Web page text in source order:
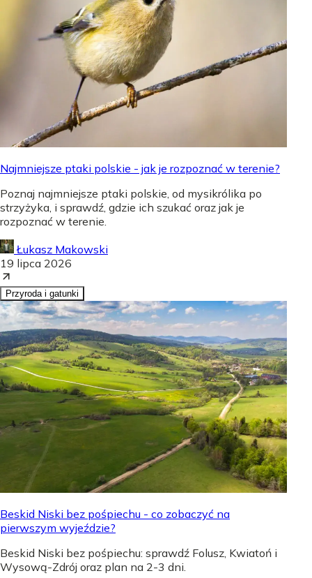
Najmniejsze ptaki polskie - jak je rozpoznać w terenie?
Poznaj najmniejsze ptaki polskie, od mysikrólika po
strzyżyka, i sprawdź, gdzie ich szukać oraz jak je
rozpoznać w terenie.
Łukasz Makowski
19 lipca 2026
Przyroda i gatunki
Beskid Niski bez pośpiechu - co zobaczyć na
pierwszym wyjeździe?
Beskid Niski bez pośpiechu: sprawdź Folusz, Kwiatoń i
Wysową-Zdrój oraz plan na 2-3 dni.